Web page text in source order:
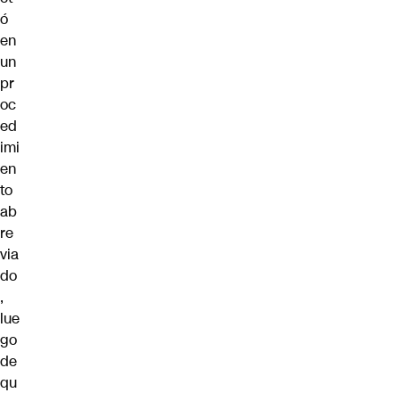
ó
en
un
pr
oc
ed
imi
en
to
ab
re
via
do
,
lue
go
de
qu